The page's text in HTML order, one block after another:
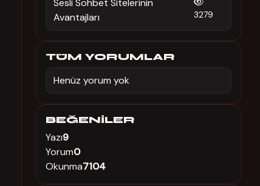
Sesli Sohbet Sitelerinin
Avantajları
3279
TÜM YORUMLAR
Henüz yorum yok
BEĞENILER
Yazı9
Yorum0
Okunma7104